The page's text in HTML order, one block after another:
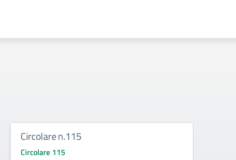
Circolare n.115
Circolare 115